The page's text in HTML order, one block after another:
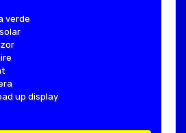
verde
up display